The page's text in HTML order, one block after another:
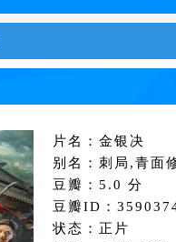
片名：金银决
别名：刺局,青面
豆瓣：5.0 分
豆瓣ID：
状态：正片